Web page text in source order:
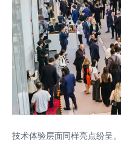
技术体验层面同样亮点纷呈